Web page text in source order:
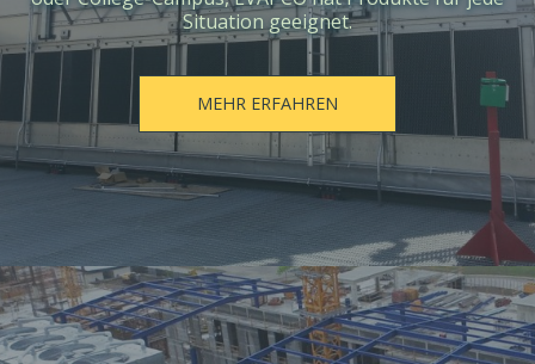
Situation geeignet.
MEHR ERFAHREN